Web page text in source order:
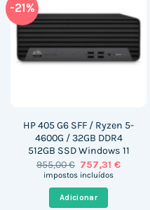
-21%
HP 405 G6 SFF / Ryzen 5-
4600G / 32GB DDR4
512GB SSD Windows 11
955,00€ O
preço
era:
955,00 €.
757,31€O
impostos incluídos
Adicionar